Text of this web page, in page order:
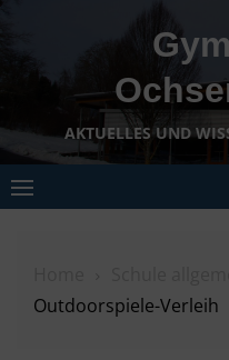
content
AKTUELLES UND
Outdoorspiele-Verleih